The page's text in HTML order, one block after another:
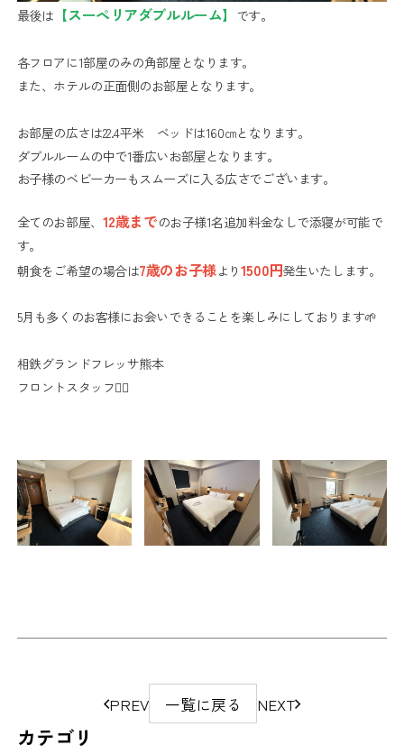
最後は 【スーペリアダブルルーム】 です。
各フロアに1部屋のみの角部屋となります。
また、ホテルの正面側のお部屋となります。
お部屋の広さは22.4平米 ベッドは160㎝となります。
ダブルルームの中で1番広いお部屋となります。
お子様のベビーカーもスムーズに入る広さでございます。
全てのお部屋、 12歳までのお子様1名追加料金なしで添寝が可能で
す。
朝食をご希望の場合は7歳のお子様より 1500円発生いたします。
5月も多くのお客様にお会いできることを楽しみにしております🌱
相鉄グランドフレッサ熊本
フロントスタッフ💁‍♀️
ジ
PREV 一覧に戻る NEXT
カテゴリ